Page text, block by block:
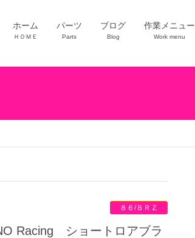
ホーム
ＨＯＭＥ
パーツ
Parts
ブログ
Blog
作業メニュー
Work menu
８６/ＢＲＺ